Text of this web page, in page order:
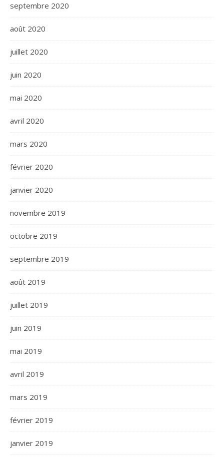
septembre 2020
août 2020
juillet 2020
juin 2020
mai 2020
avril 2020
mars 2020
février 2020
janvier 2020
novembre 2019
octobre 2019
septembre 2019
août 2019
juillet 2019
juin 2019
mai 2019
avril 2019
mars 2019
février 2019
janvier 2019